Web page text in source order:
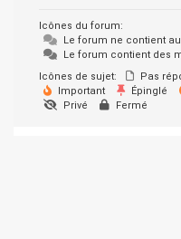
Icônes du forum:
Le forum ne contient
Le forum contient des
Icônes de sujet:
Pas
Important
Épinglé
Privé
Fermé